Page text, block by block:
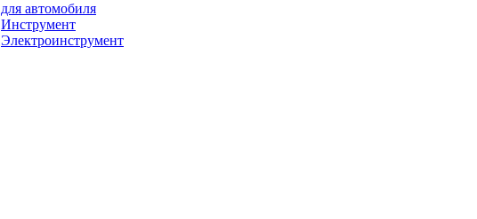
для автомобиля
Инструмент
Электроинструмент